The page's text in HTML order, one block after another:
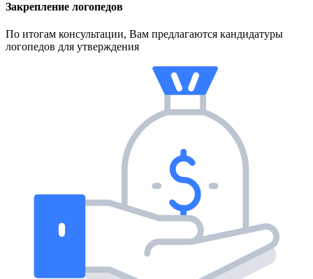
Закрепление логопедов
По итогам консультации, Вам предлагаются кандидатуры
логопедов для утверждения